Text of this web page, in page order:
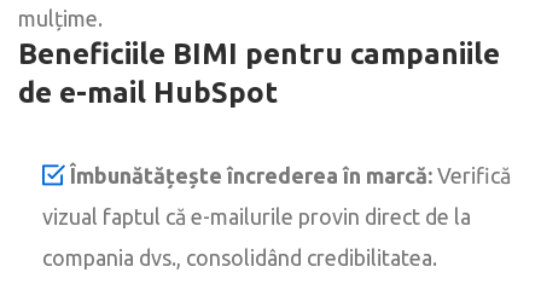
mulțime.
Beneficiile BIMI pentru campaniile
de e-mail HubSpot
Îmbunătățește încrederea în marcă: Verifică
vizual faptul că e-mailurile provin direct de la
compania dvs., consolidând credibilitatea.